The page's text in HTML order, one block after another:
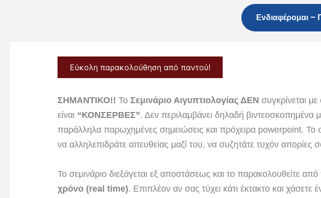
Ενδιαφέρομαι –
Εύκολη παρακολούθηση από παντού!
ΣΗΜΑΝΤΙΚΟ!! Το Σεμινάριο Αιγυπτιολογίας ΔΕΝ συγκρίνεται
είναι “ΚΟΝΣΕΡΒΕΣ”. Δεν περιλαμβάνει δηλαδή
παράλληλα παρωχημένες σημειώσεις και πρόχειρα powerpoint. Το
να αλληλεπιδράτε απευθείας μαζί του, να συζητάτε τυχόν απορίες
Το σεμινάριο διεξάγεται εξ αποστάσεως και το παρακολουθείτε
χρόνο (real time). Επιπλέον αν σας τύχει κάτι έκτακτο και